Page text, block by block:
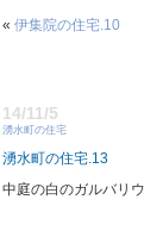
« 伊集院の住宅.10
14/11/5
湧水町の住宅
湧水町の住宅.13
中庭の白のガルバリ